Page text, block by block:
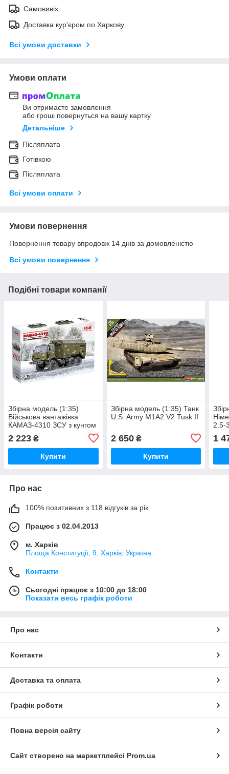
Самовивіз
Доставка кур'єром по Харкову
Всі умови доставки
Умови оплати
Ви отримаєте замовлення
або гроші повернуться на вашу картку
Детальніше
Післяплата
Готівкою
Післяплата
Всі умови оплати
Умови повернення
Повернення товару впродовж 14 днів за домовленістю
Всі умови повернення
Подібні товари компанії
Збірна модель (1:35)
Військова вантажівка
КАМАЗ-4310 ЗСУ з кунгом
2 223 ₴
Купити
Збірна модель (1:35) Танк
U.S. Army M1A2 V2 Tusk II
2 650₴
Купити
2.5-
1
Про нас
100% позитивних з 118 відгуків за рік
Працює з 02.04.2013
м. Харків
Площа Конституції, 9, Харків, Україна
Контакти
Сьогодні працює з 10:00 до 18:00
Показати весь графік роботи
Про нас
Контакти
Доставка та оплата
Графік роботи
Повна версія сайту
Сайт створено на маркетплейсі Prom.ua